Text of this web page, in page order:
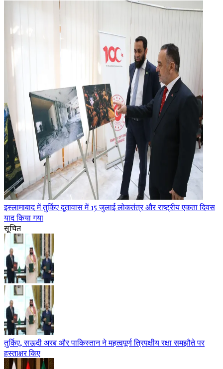
इस्लामाबाद में तुर्किए दूतावास में 15 जुलाई लोकतंत्र और राष्ट्रीय एकता दिवस
याद किया गया
सूचित
तुर्किए, सऊदी अरब और पाकिस्तान ने महत्वपूर्ण त्रिपक्षीय रक्षा समझौते पर
हस्ताक्षर किए